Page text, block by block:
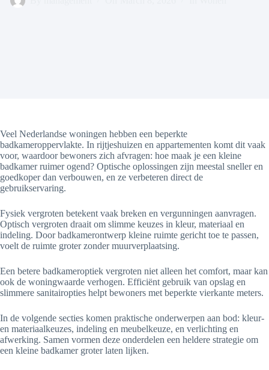
Veel Nederlandse woningen hebben een beperkte
badkameroppervlakte. In rijtjeshuizen en appartementen komt dit vaak
voor, waardoor bewoners zich afvragen: hoe maak je een kleine
badkamer ruimer ogend? Optische oplossingen zijn meestal sneller en
goedkoper dan verbouwen, en ze verbeteren direct de
gebruikservaring.
Fysiek vergroten betekent vaak breken en vergunningen aanvragen.
Optisch vergroten draait om slimme keuzes in kleur, materiaal en
indeling. Door badkamerontwerp kleine ruimte gericht toe te passen,
voelt de ruimte groter zonder muurverplaatsing.
Een betere badkameroptiek vergroten niet alleen het comfort, maar kan
ook de woningwaarde verhogen. Efficiënt gebruik van opslag en
slimmere sanitairopties helpt bewoners met beperkte vierkante meters.
In de volgende secties komen praktische onderwerpen aan bod: kleur-
en materiaalkeuzes, indeling en meubelkeuze, en verlichting en
afwerking. Samen vormen deze onderdelen een heldere strategie om
een kleine badkamer groter laten lijken.